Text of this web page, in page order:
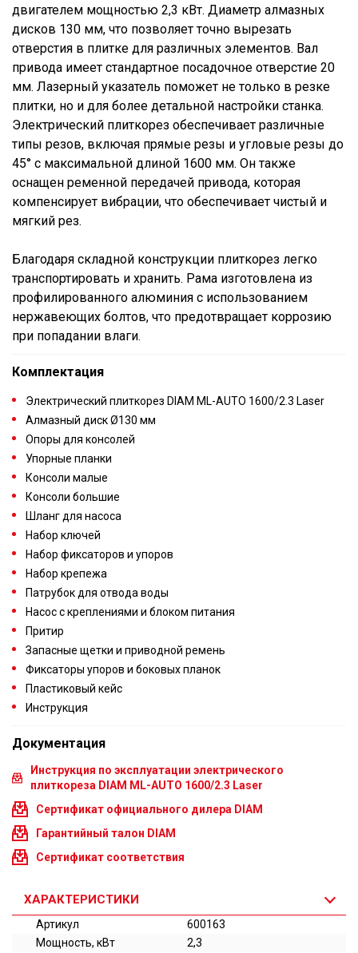
двигателем мощностью 2,3 кВт. Диаметр алмазных
дисков 130 мм, что позволяет точно вырезать
отверстия в плитке для различных элементов. Вал
привода имеет стандартное посадочное отверстие 20
мм. Лазерный указатель поможет не только в резке
плитки, но и для более детальной настройки станка.
Электрический плиткорез обеспечивает различные
типы резов, включая прямые резы и угловые резы до
45° с максимальной длиной 1600 мм. Он также
оснащен ременной передачей привода, которая
компенсирует вибрации, что обеспечивает чистый и
мягкий рез.
Благодаря складной конструкции плиткорез легко
транспортировать и хранить. Рама изготовлена из
профилированного алюминия с использованием
нержавеющих болтов, что предотвращает коррозию
при попадании влаги.
Комплектация
Электрический плиткорез DIAM ML-AUTO 1600/2.3 Laser
Алмазный диск Ø130 мм
Опоры для консолей
Упорные планки
Консоли малые
Консоли большие
Шланг для насоса
Набор ключей
Набор фиксаторов и упоров
Набор крепежа
Патрубок для отвода воды
Насос с креплениями и блоком питания
Притир
Запасные щетки и приводной ремень
Фиксаторы упоров и боковых планок
Пластиковый кейс
Инструкция
Документация
Инструкция по эксплуатации электрического
плиткореза DIAM ML-AUTO 1600/2.3 Laser
Сертификат официального дилера DIAM
Гарантийный талон DIAM
Сертификат соответствия
ХАРАКТЕРИСТИКИ
Артикул
600163
Мощность, кВт
2,3